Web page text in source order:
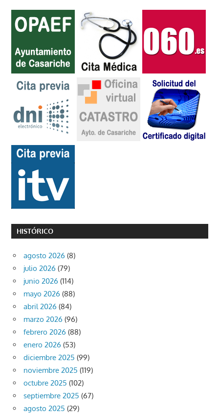
HISTÓRICO
agosto 2026 (8)
julio 2026 (79)
junio 2026 (114)
mayo 2026 (88)
abril 2026 (84)
marzo 2026 (96)
febrero 2026 (88)
enero 2026 (53)
diciembre 2025 (99)
noviembre 2025 (119)
octubre 2025 (102)
septiembre 2025 (67)
agosto 2025 (29)